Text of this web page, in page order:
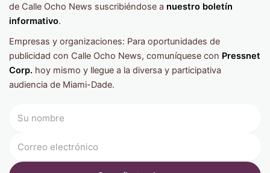
de Calle Ocho News suscribiéndose a nuestro boletín
informativo.
Empresas y organizaciones: Para oportunidades de
publicidad con Calle Ocho News, comuníquese con Pressnet
Corp. hoy mismo y llegue a la diversa y participativa
audiencia de Miami-Dade.